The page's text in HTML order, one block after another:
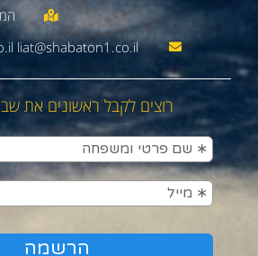
liat@shabaton1.co.il
רוצים לקבל ראשונים את